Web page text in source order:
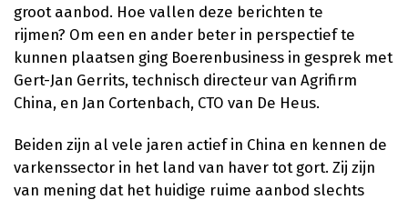
groot aanbod. Hoe vallen deze berichten te
rijmen? Om een en ander beter in perspectief te
kunnen plaatsen ging Boerenbusiness in gesprek met
Gert-Jan Gerrits, technisch directeur van Agrifirm
China, en Jan Cortenbach, CTO van De Heus.
Beiden zijn al vele jaren actief in China en kennen de
varkenssector in het land van haver tot gort. Zij zijn
van mening dat het huidige ruime aanbod slechts